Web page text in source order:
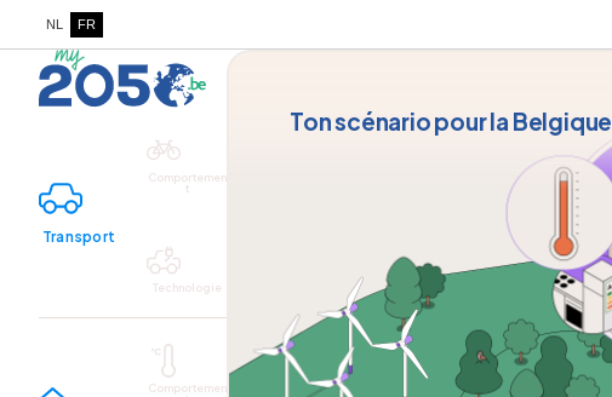
NL FR
Transport
Comportemen
t
Technologie
Comportemen
Ton scénario pour la Belgique